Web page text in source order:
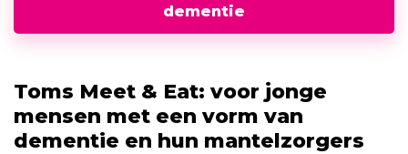
dementie
Toms Meet & Eat: voor jonge
mensen met een vorm van
dementie en hun mantelzorgers